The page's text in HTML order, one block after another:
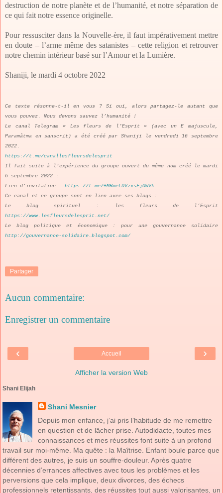
destruction de notre planète et de l’humanité, et notre séparation de
ce qui fait notre essence originelle.
Pour ressusciter dans la Nouvelle-ère, il faut impérativement mettre
en doute – l’arme même des satanistes – cette religion et retrouver
notre chemin intérieur basé sur l’Amour et la Lumière.
Shaniji, le mardi 4 octobre 2022
Ce texte résonne-t-il en vous ? Si oui, alors partagez-le autant que
vous pouvez. Nous devons sauvez l’humanité !
Le canal Telegram « Les fleurs de l’Esprit » (avec un E majuscule,
Paramâtma en sanscrit) a été créé par Shaniji le vendredi 16 septembre
2022.
https://t.me/canallesfleursdelesprit
Il fait suite à l’expérience du groupe ouvert du même nom créé le mardi
6 septembre 2022 :
Lien d’invitation : https://t.me/+MRmcLDVzxsFjOWVk
Ce canal et ce groupe sont en lien avec ses blogs :
Le blog spirituel : les fleurs de l’Esprit
https://www.lesfleursdelesprit.net/
Le blog politique et économique : pour une gouvernance solidaire
http://gouvernance-solidaire.blogspot.com/
Partager
Aucun commentaire:
Enregistrer un commentaire
‹ ›
Accueil
Afficher la version Web
Shani Elijah
Shani Mesnier
Depuis mon enfance, j’ai pris l’habitude de me remettre
en question et de lâcher prise. Autodidacte, toutes mes
connaissances et mes réussites font suite à un profond
travail sur moi-même. Ma quête : la Maîtrise. Enfant boule parce que
différent des autres, je suis un souffre-douleur. Après quatre
décennies d’errances affectives avec tous les problèmes et les
perversions que cela implique, deux divorces, des échecs
professionnels retentissants, des réussites tout aussi valorisantes, un